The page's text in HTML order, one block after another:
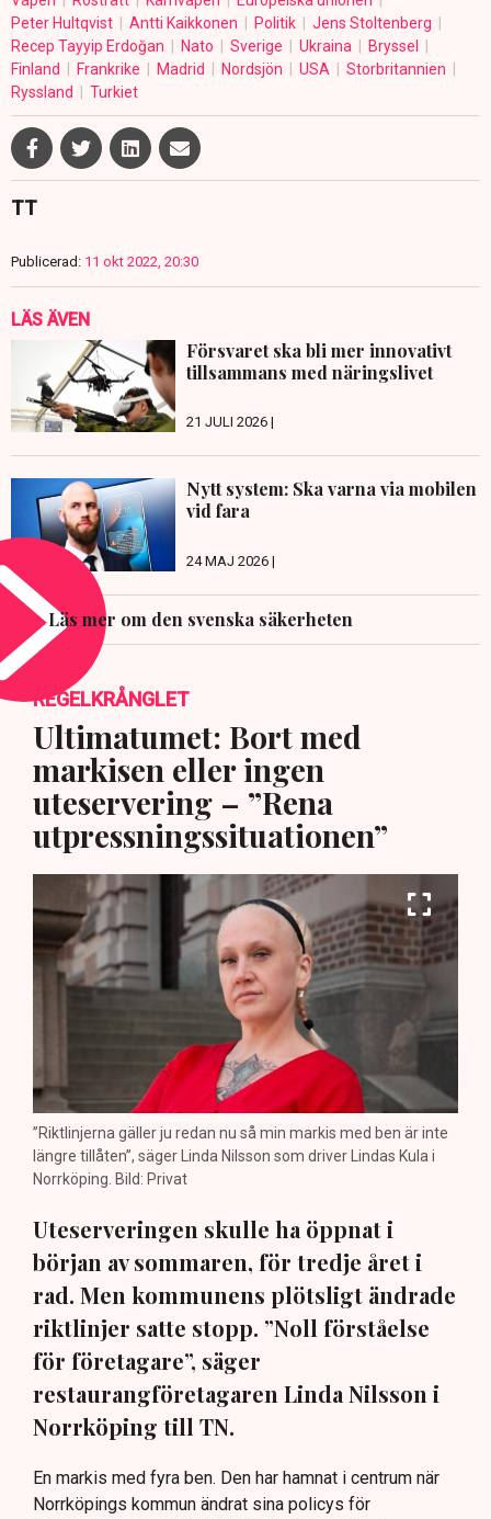
Peter Hultqvist
Antti Kaikkonen Politik
Jens Stoltenberg
Recep Tayyip Erdoğan
Nato Sverige Ukraina
Bryssel
Finland
Frankrike Madrid Nordsjön USA
Storbritannien
Ryssland
Turkiet
TT
Publicerad: 11 okt 2022, 20:30
LÄS ÄVEN
Försvaret ska bli mer innovativt
tillsammans med näringslivet
21 JULI 2026 |
Nytt system: Ska varna via mobilen
vid fara
24 MAJ 2026 |
Läs mer om den svenska säkerheten
REGELKRÅNGLET
Ultimatumet: Bort med
markisen eller ingen
uteservering – ”Rena
utpressningssituationen”
”Riktlinjerna gäller ju redan nu så min markis med ben är inte
längre tillåten”, säger Linda Nilsson som driver Lindas Kula i
Norrköping. Bild: Privat
Uteserveringen skulle ha öppnat i
början av sommaren, för tredje året i
rad. Men kommunens plötsligt ändrade
riktlinjer satte stopp. ”Noll förståelse
för företagare”, säger
restaurangföretagaren Linda Nilsson i
Norrköping till TN.
En markis med fyra ben. Den har hamnat i centrum när
Norrköpings kommun ändrat sina policys för